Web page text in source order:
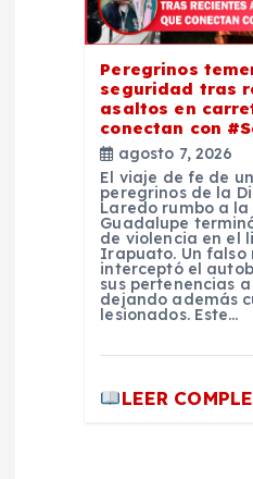
Peregrinos
seguridad tras
asaltos en
conectan con
agosto 7, 2026
El viaje de fe de
peregrinos de la
Laredo rumbo a la
Guadalupe
de violencia en el
Irapuato. Un falso
interceptó el
sus pertenencias
dejando además
lesionados. Este…
LEER